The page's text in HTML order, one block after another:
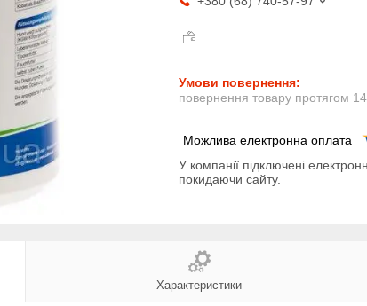
повернення товару протягом 14
У компанії підключені
покидаючи сайту.
Характеристики